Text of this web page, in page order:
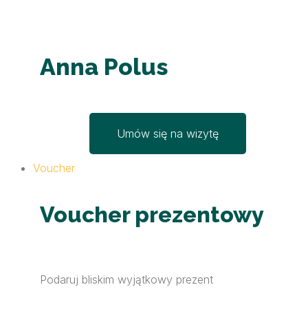
Anna Polus
Umów się na wizytę
Voucher
Voucher prezentowy
Podaruj bliskim wyjątkowy prezent